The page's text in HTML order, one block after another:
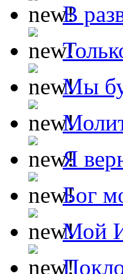
В
Мы
Я
Бог
Мой